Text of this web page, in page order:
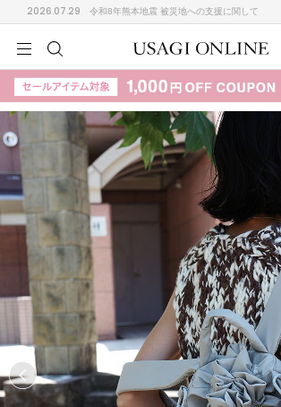
2026.07.29 令和8年熊本地震 被災地への支援に関して
検索
KIDSBABYBEAUTYLIFE STYLE
(708)
ス/ドレス (1160)
ームウェア (541)
(121)
KIDSBABYBEAUTYLIFE STYLE
D E F G
I J K L N
P Q U
W X
その
他
ACYM
アシーム